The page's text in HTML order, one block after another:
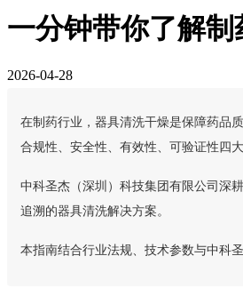
一分钟带你了解
2026-04-28
在制药行业，器具清洗干燥是保障药品
合规性、安全性、有效性、可验证性四
中科圣杰（深圳）科技集团有限公司深
追溯的器具清洗解决方案。
本指南结合行业法规、技术参数与中科